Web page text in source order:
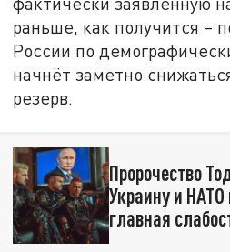
раньше, как получится –
России по
начнёт заметно
резерв.
Пророчество
Украину и НАТО
главная